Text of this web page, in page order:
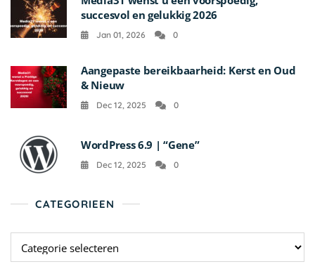
succesvol en gelukkig 2026
Jan 01, 2026 0
Aangepaste bereikbaarheid: Kerst en Oud
& Nieuw
Dec 12, 2025 0
WordPress 6.9 | “Gene”
Dec 12, 2025 0
CATEGORIEEN